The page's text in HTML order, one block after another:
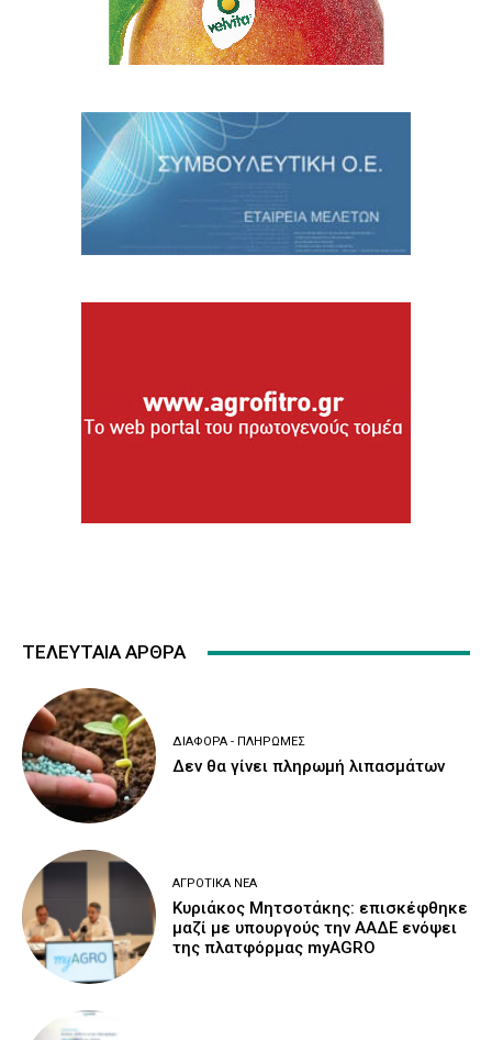
ΤΕΛΕΥΤΑΙΑ ΑΡΘΡΑ
ΔΙΆΦΟΡΑ - ΠΛΗΡΩΜΈΣ
Δεν θα γίνει πληρωμή λιπασμάτων
ΑΓΡΟΤΙΚΆ ΝΈΑ
Κυριάκος Μητσοτάκης: επισκέφθηκε
μαζί με υπουργούς την ΑΑΔΕ ενόψει
της πλατφόρμας myAGRO